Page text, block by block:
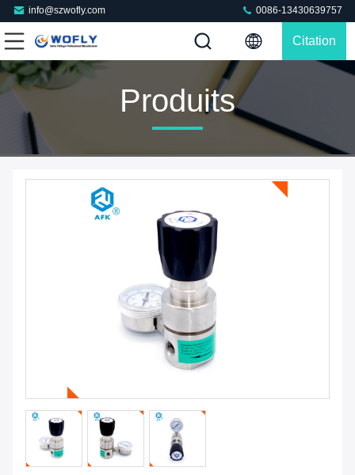
info@szwofly.com 0086-13430639757
Citation
Produits